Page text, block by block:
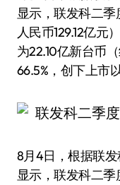
显示，联发科二
人民币129.12亿元
为22.10亿新台币
66.5%，创下上市
8月4日，根据联
显示，联发科二